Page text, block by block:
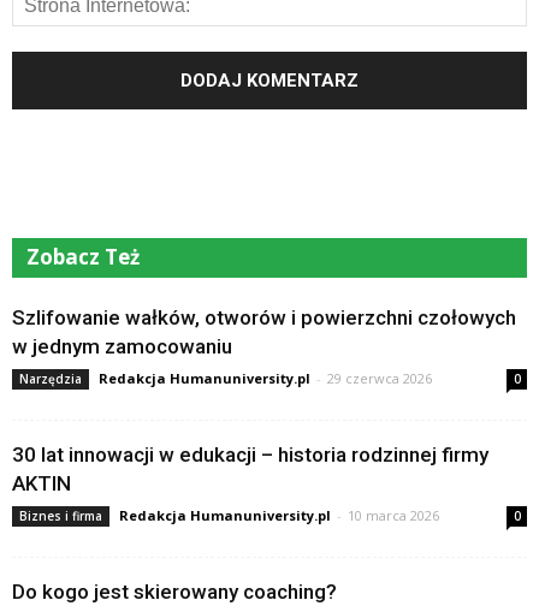
Zobacz Też
Szlifowanie wałków, otworów i powierzchni czołowych
w jednym zamocowaniu
Narzędzia Redakcja Humanuniversity.pl - 29 czerwca 2026 0
30 lat innowacji w edukacji – historia rodzinnej firmy
AKTIN
Biznes i firma Redakcja Humanuniversity.pl - 10 marca 2026 0
Do kogo jest skierowany coaching?